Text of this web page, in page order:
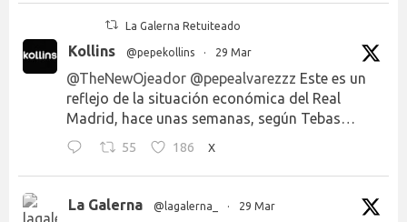
La Galerna Retuiteado
Kollins @pepekollins · 29 Mar
@TheNewOjeador @pepealvarezzz Este es un
reflejo de la situación económica del Real
Madrid, hace unas semanas, según Tebas…
55 186 X
La Galerna @lagalerna_ · 29 Mar